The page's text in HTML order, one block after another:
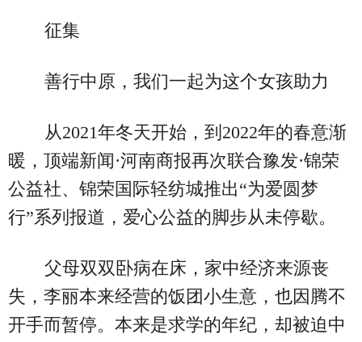
征集
善行中原，我们一起为这个女孩助力
从2021年冬天开始，到2022年的春意渐
暖，顶端新闻·河南商报再次联合豫发·锦荣
公益社、锦荣国际轻纺城推出“为爱圆梦
行”系列报道，爱心公益的脚步从未停歇。
父母双双卧病在床，家中经济来源丧
失，李丽本来经营的饭团小生意，也因腾不
开手而暂停。本来是求学的年纪，却被迫中